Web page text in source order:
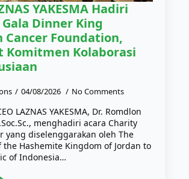
YAKESMA Hadiri
Dinner King
Cancer Foundation,
Komitmen Kolaborasi
04/08/2026 No Comments
LAZNAS YAKESMA, Dr. Romdlon
menghadiri acara Charity
yang diselenggarakan oleh The
the Hashemite Kingdom of Jordan to
of Indonesia…